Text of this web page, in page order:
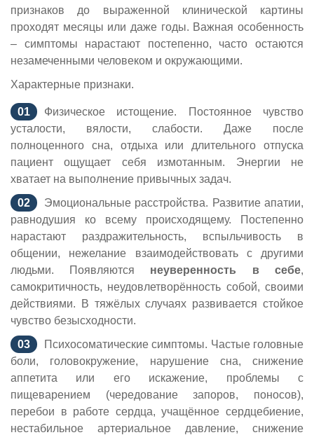
признаков до выраженной клинической картины
проходят месяцы или даже годы. Важная особенность
– симптомы нарастают постепенно, часто остаются
незамеченными человеком и окружающими.
Характерные признаки.
Физическое истощение. Постоянное чувство
усталости, вялости, слабости. Даже после
полноценного сна, отдыха или длительного отпуска
пациент ощущает себя измотанным. Энергии не
хватает на выполнение привычных задач.
Эмоциональные расстройства. Развитие апатии,
равнодушия ко всему происходящему. Постепенно
нарастают раздражительность, вспыльчивость в
общении, нежелание взаимодействовать с другими
людьми. Появляются неуверенность в себе,
самокритичность, неудовлетворённость собой, своими
действиями. В тяжёлых случаях развивается стойкое
чувство безысходности.
Психосоматические симптомы. Частые головные
боли, головокружение, нарушение сна, снижение
аппетита или его искажение, проблемы с
пищеварением (чередование запоров, поносов),
перебои в работе сердца, учащённое сердцебиение,
нестабильное артериальное давление, снижение